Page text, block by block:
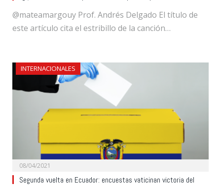
@mateamargouy Prof. Andrés Delgado El título de
este artículo cita el estribillo de la canción…
INTERNACIONALES
08/04/2021
Segunda vuelta en Ecuador: encuestas vaticinan victoria del